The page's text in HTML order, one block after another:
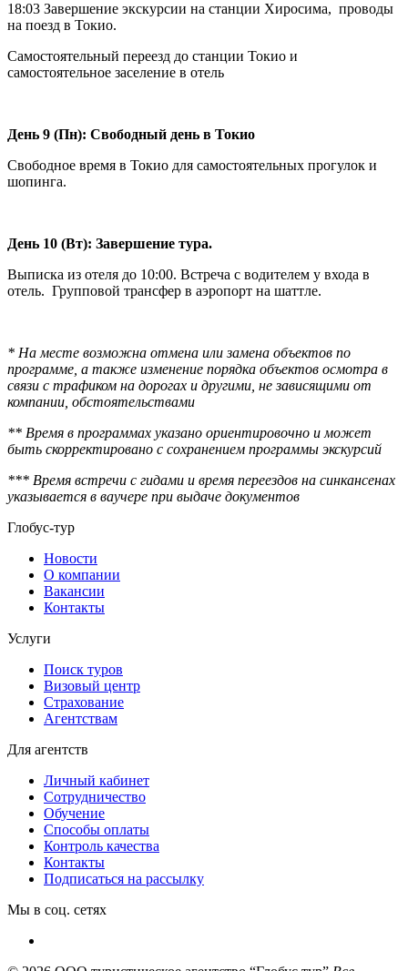
18:03 Завершение экскурсии на станции Хиросима, проводы
на поезд в Токио.
Самостоятельный переезд до станции Токио и
самостоятельное заселение в отель
День 9 (Пн): Свободный день в Токио
Свободное время в Токио для самостоятельных прогулок и
шопинга.
День 10 (Вт): Завершение тура.
Выписка из отеля до 10:00. Встреча с водителем у входа в
отель. Групповой трансфер в аэропорт на шаттле.
* На месте возможна отмена или замена объектов по
программе, а также изменение порядка объектов осмотра в
связи с трафиком на дорогах и другими, не зависящими от
компании, обстоятельствами
** Время в программах указано ориентировочно и может
быть скорректировано с сохранением программы экскурсий
*** Время встречи с гидами и время переездов на синкансенах
указывается в ваучере при выдаче документов
Глобус-тур
Новости
О компании
Вакансии
Контакты
Услуги
Поиск туров
Визовый центр
Страхование
Агентствам
Для агентств
Личный кабинет
Сотрудничество
Обучение
Способы оплаты
Контроль качества
Контакты
Подписаться на рассылку
Мы в соц. сетях